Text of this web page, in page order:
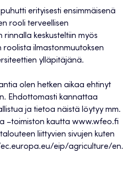
erityisesti ensimmäisenä
rooli terveellisen
keskusteltiin myös
roolista ilmastonmuutoksen
ylläpitäjänä.
olen hetken aikaa ehtinyt
Ehdottomasti kannattaa
ja tietoa näistä löytyy mm.
–toimiston kautta www.wfeo.fi
liittyvien sivujen kuten
eip/agriculture/en.